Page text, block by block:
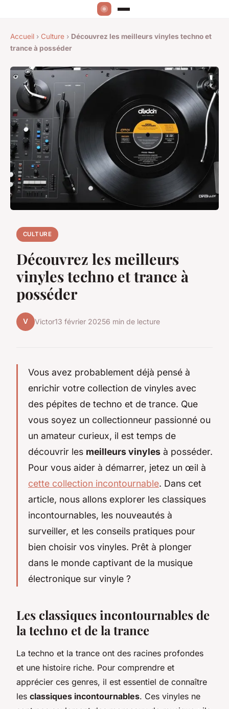
Accueil › Culture › Découvrez les meilleurs vinyles techno et
trance à posséder
CULTURE
Découvrez les meilleurs
vinyles techno et trance à
posséder
V Victor13 février 20256 min de lecture
Vous avez probablement déjà pensé à
enrichir votre collection de vinyles avec
des pépites de techno et de trance. Que
vous soyez un collectionneur passionné ou
un amateur curieux, il est temps de
découvrir les meilleurs vinyles à posséder.
Pour vous aider à démarrer, jetez un œil à
cette collection incontournable. Dans cet
article, nous allons explorer les classiques
incontournables, les nouveautés à
surveiller, et les conseils pratiques pour
bien choisir vos vinyles. Prêt à plonger
dans le monde captivant de la musique
électronique sur vinyle ?
Les classiques incontournables de
la techno et de la trance
La techno et la trance ont des racines profondes
et une histoire riche. Pour comprendre et
apprécier ces genres, il est essentiel de connaître
les classiques incontournables. Ces vinyles ne